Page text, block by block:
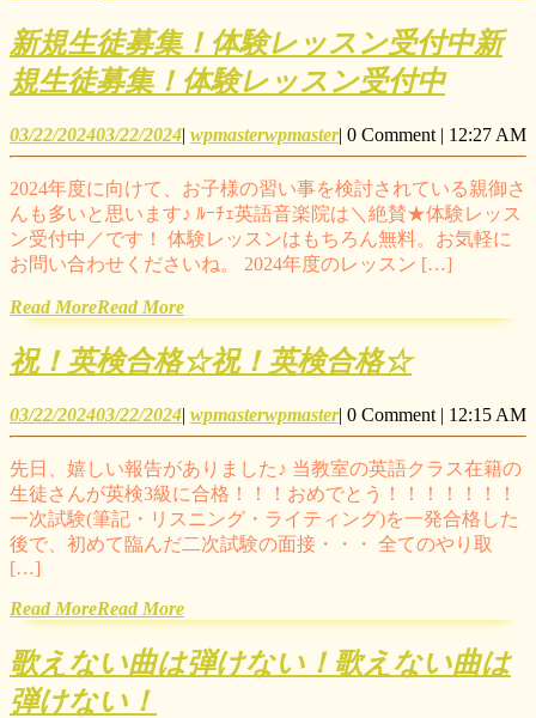
新規生徒募集！体験レッスン受付中新
規生徒募集！体験レッスン受付中
03/22/202403/22/2024| wpmasterwpmaster| 0 Comment | 12:27 AM
2024年度に向けて、お子様の習い事を検討されている親御さ
んも多いと思います♪ ﾙｰﾁｪ英語音楽院は＼絶賛★体験レッス
ン受付中／です！ 体験レッスンはもちろん無料。お気軽に
お問い合わせくださいね。 2024年度のレッスン […]
Read MoreRead More
祝！英検合格☆祝！英検合格☆
03/22/202403/22/2024| wpmasterwpmaster| 0 Comment | 12:15 AM
先日、嬉しい報告がありました♪ 当教室の英語クラス在籍の
生徒さんが英検3級に合格！！！おめでとう！！！！！！！
一次試験(筆記・リスニング・ライティング)を一発合格した
後で、初めて臨んだ二次試験の面接・・・ 全てのやり取
[…]
Read MoreRead More
歌えない曲は弾けない！ 歌えない曲は
弾けない！